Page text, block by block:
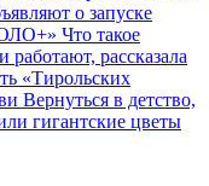
о запуске
Что такое
рассказала
«Тирольских
Вернуться в детство,
гигантские цветы